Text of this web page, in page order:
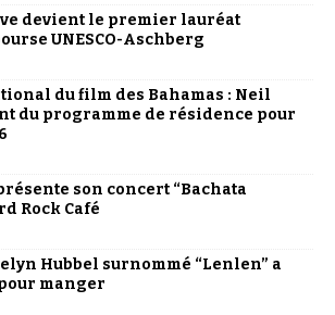
devient le premier lauréat
UNESCO-Aschberg
du film des Bahamas : Neil
du programme de résidence pour
son concert “Bachata
Rock Café
Hubbel surnommé “Lenlen” a
manger